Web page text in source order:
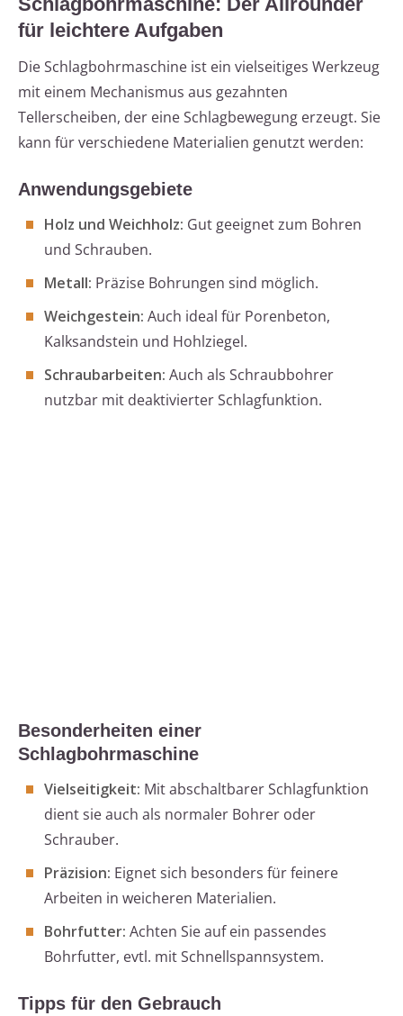
für leichtere Aufgaben
Die Schlagbohrmaschine ist ein vielseitiges Werkzeug
mit einem Mechanismus aus gezahnten
Tellerscheiben, der eine Schlagbewegung erzeugt. Sie
kann für verschiedene Materialien genutzt werden:
Anwendungsgebiete
Holz und Weichholz: Gut geeignet zum Bohren
und Schrauben.
Metall: Präzise Bohrungen sind möglich.
Weichgestein: Auch ideal für Porenbeton,
Kalksandstein und Hohlziegel.
Schraubarbeiten: Auch als Schraubbohrer
nutzbar mit deaktivierter Schlagfunktion.
Besonderheiten einer
Schlagbohrmaschine
Vielseitigkeit: Mit abschaltbarer Schlagfunktion
dient sie auch als normaler Bohrer oder
Schrauber.
Präzision: Eignet sich besonders für feinere
Arbeiten in weicheren Materialien.
Bohrfutter: Achten Sie auf ein passendes
Bohrfutter, evtl. mit Schnellspannsystem.
Tipps für den Gebrauch